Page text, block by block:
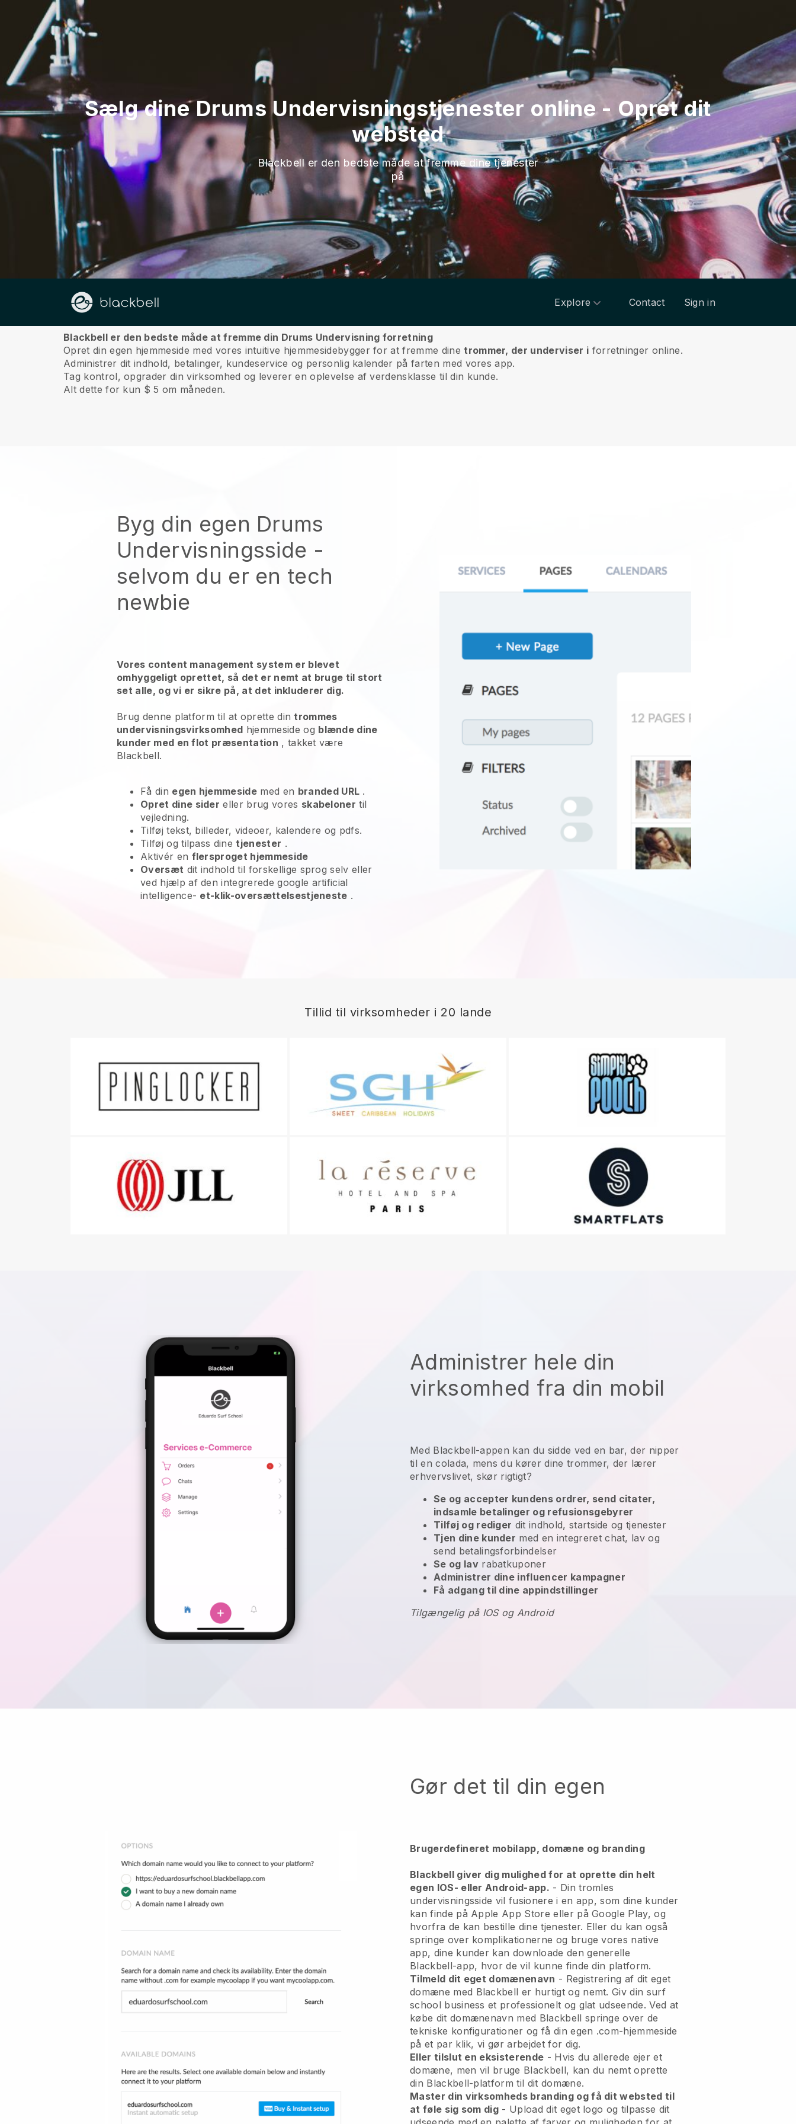
Sælg dine Drums Undervisningstjenester online - Opret dit
websted
Blackbell er den bedste måde at fremme dine tjenester
på
Explore Contact Sign in
Om os
Blackbell er den bedste måde at fremme din Drums Undervisning forretning
Opret din egen hjemmeside med vores intuitive hjemmesidebygger for at fremme dinetrommer, der underviser i forretninger online.
Administrer dit indhold, betalinger, kundeservice og personlig kalender på farten med vores app.
Tag kontrol, opgrader din virksomhed og leverer en oplevelse af verdensklasse til din kunde.
Alt dette for kun $ 5 om måneden.
Byg din egen Drums
Undervisningsside -
selvom du er en tech
newbie
Vores content management system er blevet
omhyggeligt oprettet, så det er nemt at bruge til stort
set alle, og vi er sikre på, at det inkluderer dig.
Brug denne platform til at oprette dintrommes
undervisningsvirksomhed hjemmeside og blænde dine
kunder med en flot præsentation , takket være
Blackbell.
Få din egen hjemmeside med en branded URL .
Opret dine sider eller brug vores skabeloner til
vejledning.
Tilføj tekst, billeder, videoer, kalendere og pdfs.
Tilføj og tilpass dinetjenester .
Aktivér en flersproget hjemmeside
Oversæt dit indhold til forskellige sprog selv eller
ved hjælp af den integrerede google artificial
intelligence- et-klik-oversættelsestjeneste .
Tillid til virksomheder i 20 lande
Administrer hele din
virksomhed fra din mobil
Med Blackbell-appen kan du sidde ved en bar, der nipper
til en colada, mens du kører dine trommer, der lærer
erhvervslivet, skør rigtigt?
Se og accepter kundens ordrer, send citater,
indsamle betalinger og refusionsgebyrer
Tilføj og rediger dit indhold, startside og tjenester
Tjen dine kunder med en integreret chat, lav og
send betalingsforbindelser
Se og lavrabatkuponer
Administrer dine influencer kampagner
Få adgang til dine appindstillinger
Tilgængelig på IOS og Android
Gør det til din egen
Brugerdefineret mobilapp, domæne og branding
Blackbell giver dig mulighed for at oprette din helt
egen IOS- eller Android-app. - Din tromles
undervisningsside vil fusionere i en app, som dine kunder
kan finde på Apple App Store eller på Google Play, og
hvorfra de kan bestille dine tjenester. Eller du kan også
springe over komplikationerne og bruge vores native
app, dine kunder kan downloade den generelle
Blackbell-app, hvor de vil kunne finde din platform.
Tilmeld dit eget domænenavn - Registrering af dit eget
domæne med Blackbell er hurtigt og nemt. Giv din surf
school business et professionelt og glat udseende. Ved at
købe dit domænenavn med Blackbell springe over de
tekniske konfigurationer og få din egen .com-hjemmeside
på et par klik, vi gør arbejdet for dig.
Eller tilslut en eksisterende - Hvis du allerede ejer et
domæne, men vil bruge Blackbell, kan du nemt oprette
din Blackbell-platform til dit domæne.
Master din virksomheds branding og få dit websted til
at føle sig som dig - Upload dit eget logo og tilpasse dit